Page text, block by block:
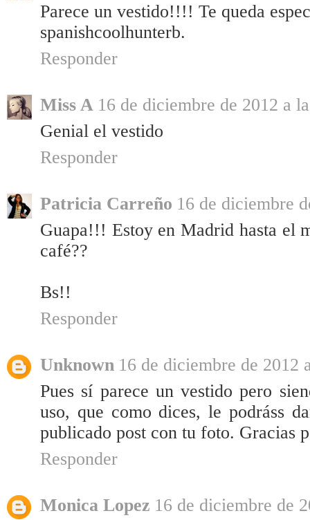
Parece un vestido!!!! Te queda
spanishcoolhunterb.
Responder
Miss A 16 de diciembre de 2012 a
Genial el vestido
Responder
Patricia Carreño 16 de diciembre
Guapa!!! Estoy en Madrid hasta el
café??
Bs!!
Responder
Unknown 16 de diciembre de 2012
Pues sí parece un vestido pero
uso, que como dices, le podráss
publicado post con tu foto. Gracias
Responder
Monica Lopez 16 de diciembre de